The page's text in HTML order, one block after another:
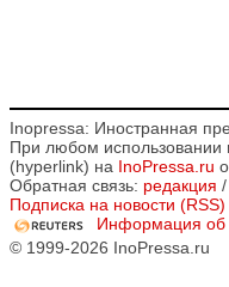
Inopressa: Иностранная
При любом использовании
(hyperlink) на InoPressa.ru
Обратная связь: редакция /
Подписка на новости (RSS)
Информация об
© 1999-2026 InoPressa.ru